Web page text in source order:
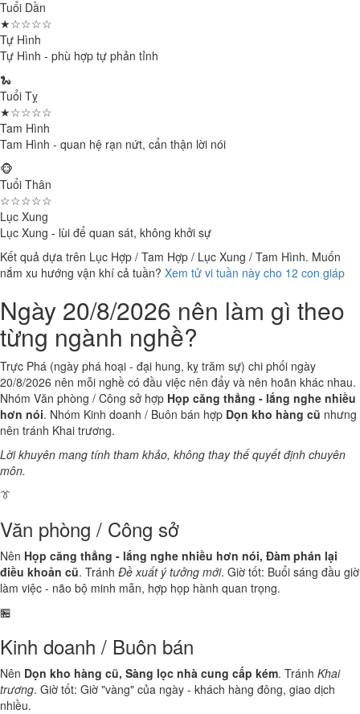
Tuổi Dần
★☆☆☆☆
Tự Hình
Tự Hình - phù hợp tự phản tỉnh
🐍
Tuổi Tỵ
★☆☆☆☆
Tam Hình
Tam Hình - quan hệ rạn nứt, cẩn thận lời nói
🐵
Tuổi Thân
☆☆☆☆☆
Lục Xung
Lục Xung - lùi để quan sát, không khởi sự
Kết quả dựa trên Lục Hợp / Tam Hợp / Lục Xung / Tam Hình. Muốn
nắm xu hướng vận khí cả tuần? Xem tử vi tuần này cho 12 con giáp
Ngày 20/8/2026 nên làm gì theo
từng ngành nghề?
Trực Phá (ngày phá hoại - đại hung, kỵ trăm sự) chi phối ngày
20/8/2026 nên mỗi nghề có đầu việc nên đẩy và nên hoãn khác nhau.
Nhóm Văn phòng / Công sở hợp Họp căng thẳng - lắng nghe nhiều
hơn nói. Nhóm Kinh doanh / Buôn bán hợp Dọn kho hàng cũ nhưng
nên tránh Khai trương.
Lời khuyên mang tính tham khảo, không thay thế quyết định chuyên
môn.
👔
Văn phòng / Công sở
Nên Họp căng thẳng - lắng nghe nhiều hơn nói, Đàm phán lại
điều khoản cũ. Tránh Đề xuất ý tưởng mới. Giờ tốt: Buổi sáng đầu giờ
làm việc - não bộ minh mẫn, hợp họp hành quan trọng.
🏪
Kinh doanh / Buôn bán
Nên Dọn kho hàng cũ, Sàng lọc nhà cung cấp kém. Tránh Khai
trương. Giờ tốt: Giờ "vàng" của ngày - khách hàng đông, giao dịch
nhiều.